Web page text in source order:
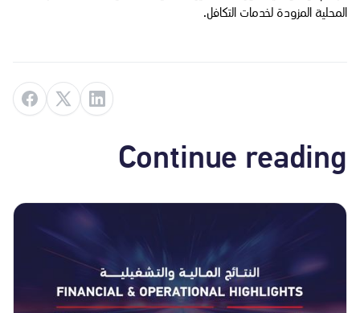
المحلية المزودة لخدمات التكافل.
Continue reading